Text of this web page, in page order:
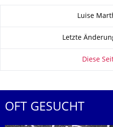
Luise
Letzte
Diese
OFT GESUCHT